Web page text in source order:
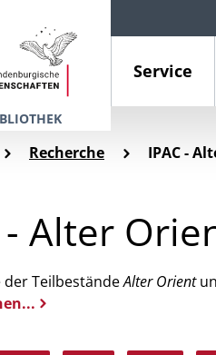
Service
Recherche IPAC -
- Alter
der TeilbeständeAlter Orient